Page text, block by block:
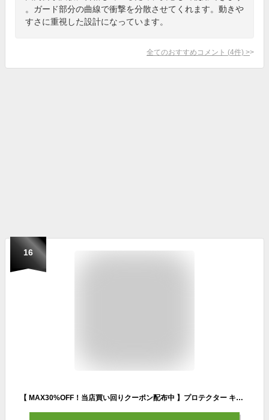
。ガード部分の曲線で衝撃を分散させてくれます。動きや
すさに重視した設計になっています。
全てのおすすめコメント (4件) >
16
【 MAX30%OFF！当店買い回りクーポン配布中 】プロテクター キッズ 子供 自転車 セット キッズプロテクター 手首 肘 膝 6点セット 保育園 幼稚園 小学生 中学生 園児 保護 膝 当て 怪我防止 子供用 一輪車 スケボー スケート キックバイク プロテクター 子供用 S / L